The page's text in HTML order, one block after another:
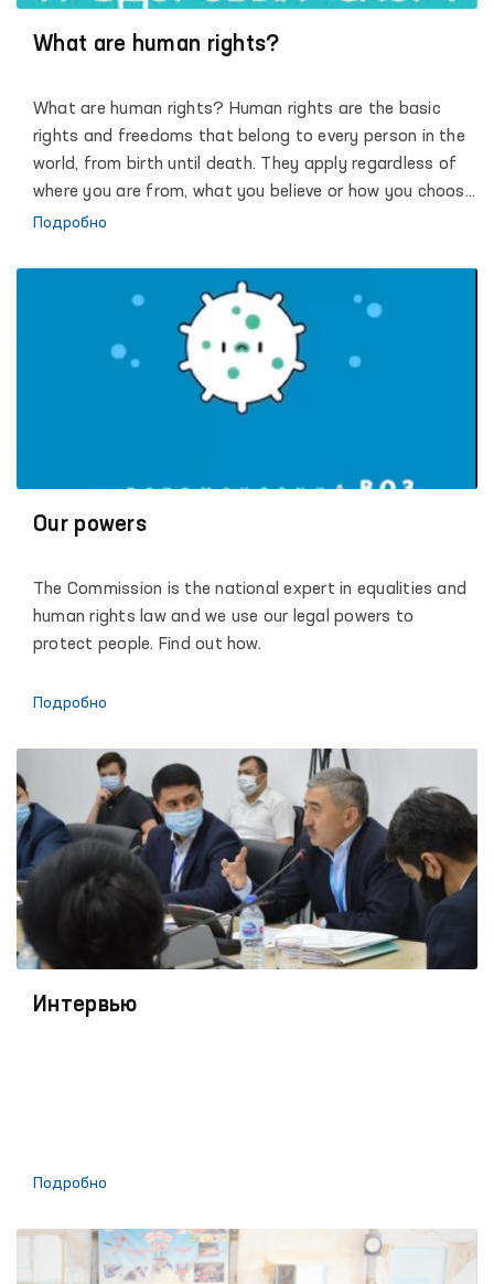
of the Action Strategy for the five priority areas of the
with society and each individual, promoting the
principles of justice, humanity and the rule of law.
What are human rights?
What are human rights? Human rights are the basic
rights and freedoms that belong to every person in the
world, from birth until death. They apply regardless of
where you are from, what you believe or how you choose
to live your life. They can never be taken away, although
like dignity, fairness, equality, respect and
independence. These values are defined and protected
Подробно
Our powers
The Commission is the national expert in equalities and
human rights law and we use our legal powers to
protect people. Find out how.
Подробно
Интервью
Подробно